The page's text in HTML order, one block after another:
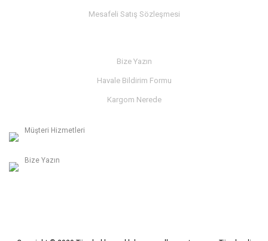
Mesafeli Satış Sözleşmesi
Bize Yazın
Havale Bildirim Formu
Kargom Nerede
Müşteri Hizmetleri
Bize Yazın